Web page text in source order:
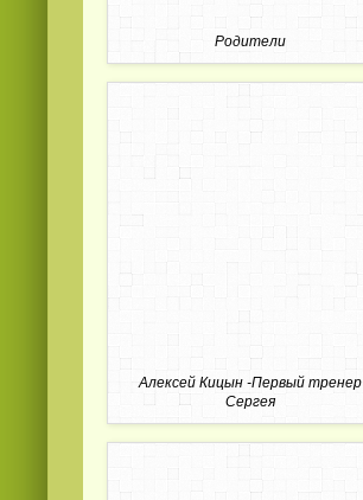
Родители
Алексей Кицын -Первый тренер
Сергея